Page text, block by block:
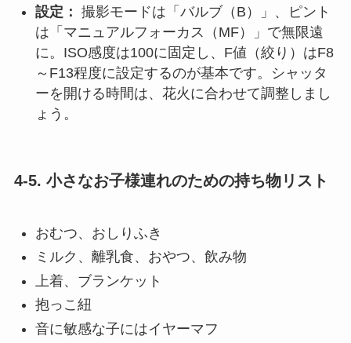
設定： 撮影モードは「バルブ（B）」、ピント
は「マニュアルフォーカス（MF）」で無限遠
に。ISO感度は100に固定し、F値（絞り）はF8
～F13程度に設定するのが基本です。シャッタ
ーを開ける時間は、花火に合わせて調整しまし
ょう。
4-5. 小さなお子様連れのための持ち物リスト
おむつ、おしりふき
ミルク、離乳食、おやつ、飲み物
上着、ブランケット
抱っこ紐
音に敏感な子にはイヤーマフ